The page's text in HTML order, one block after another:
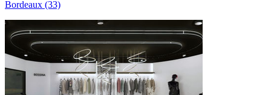
Bordeaux (33)